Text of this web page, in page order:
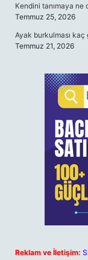
Kendini tanımaya ne
Temmuz 25, 2026
Ayak burkulması kaç
Temmuz 21, 2026
Reklam ve İletişim: